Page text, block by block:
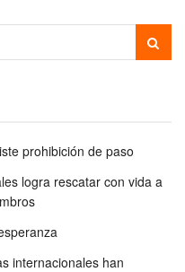
prohibición de paso
logra rescatar con vida a
internacionales han